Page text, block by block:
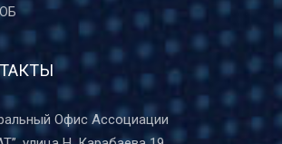
Офис Ассоциации